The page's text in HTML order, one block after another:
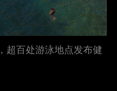
超百处游泳地点发布健